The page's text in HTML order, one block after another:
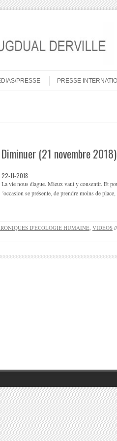
PRESSE PRESSE
Diminuer (21 novembre 2018)
22-11-2018
La vie nous élague. Mieux vaut y consentir. Et
´occasion se présente, de prendre moins de
D'ECOLOGIE HUMAINE VIDEOS //